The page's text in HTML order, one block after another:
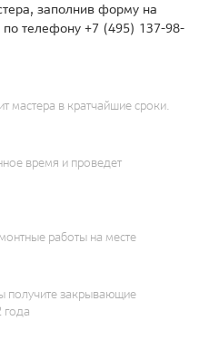
заполнив форму на
по телефону +7 (495) 137-98-
мастера в кратчайшие сроки.
время и проведет
работы на месте
получите закрывающие
года